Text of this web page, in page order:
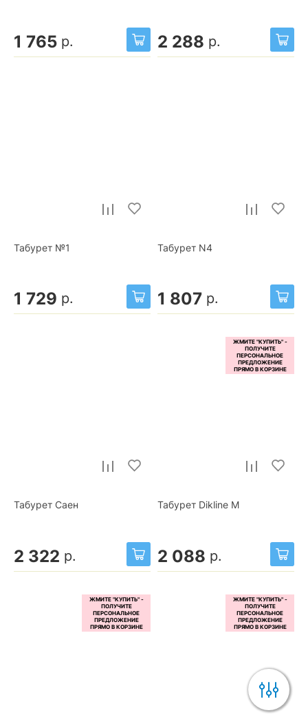
1 765 р. 2 288 р.
Табурет №1
1 729 р.
Табурет N4
1 807 р.
Табурет Саен
2 322 р.
Табурет Dikline М
2 088 р.